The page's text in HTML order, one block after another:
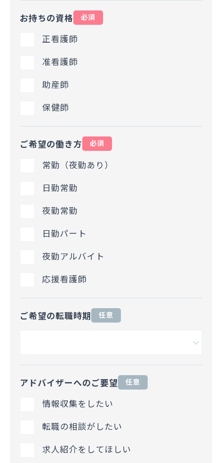
お持ちの資格 必須
正看護師
准看護師
助産師
保健師
ご希望の働き方 必須
常勤（夜勤あり）
日勤常勤
夜勤常勤
日勤パート
夜勤アルバイト
応援看護師
ご希望の転職時期 任意
アドバイザーへのご要望 任意
情報収集をしたい
転職の相談がしたい
求人紹介をしてほしい